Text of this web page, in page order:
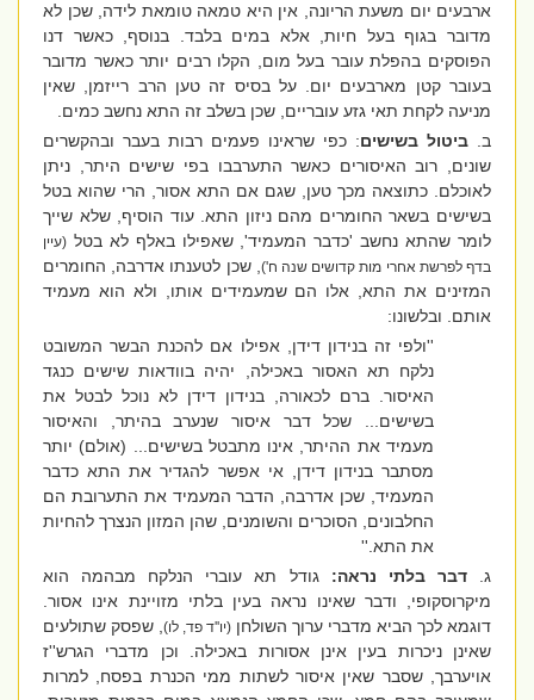
ארבעים יום משעת הריונה, אין היא טמאה טומאת לידה, שכן לא
מדובר בגוף בעל חיות, אלא במים בלבד. בנוסף, כאשר דנו
הפוסקים בהפלת עובר בעל מום, הקלו רבים יותר כאשר מדובר
בעובר קטן מארבעים יום. על בסיס זה טען הרב רייזמן, שאין
מניעה לקחת תאי גזע עובריים, שכן בשלב זה התא נחשב כמים.
ב.ביטול בשישים: כפי שראינו פעמים רבות בעבר ובהקשרים
שונים, רוב האיסורים כאשר התערבבו בפי שישים היתר, ניתן
לאוכלם. כתוצאה מכך טען, שגם אם התא אסור, הרי שהוא בטל
בשישים בשאר החומרים מהם ניזון התא. עוד הוסיף, שלא שייך
לומר שהתא נחשב 'כדבר המעמיד', שאפילו באלף לא בטל(עיין
בדף לפרשת אחרי מות קדושים שנה ח') , שכן לטענתו אדרבה, החומרים
המזינים את התא, אלו הם שמעמידים אותו, ולא הוא מעמיד
אותם. ובלשונו:
''ולפי זה בנידון דידן, אפילו אם להכנת הבשר המשובט
נלקח תא האסור באכילה, יהיה בוודאות שישים כנגד
האיסור. ברם לכאורה, בנידון דידן לא נוכל לבטל את
בשישים... שכל דבר איסור שנערב בהיתר, והאיסור
מעמיד את ההיתר, אינו מתבטל בשישים... (אולם) יותר
מסתבר בנידון דידן, אי אפשר להגדיר את התא כדבר
המעמיד, שכן אדרבה, הדבר המעמיד את התערובת הם
החלבונים, הסוכרים והשומנים, שהן המזון הנצרך להחיות
את התא.''
ג.דבר בלתי נראה:גודל תא עוברי הנלקח מבהמה הוא
מיקרוסקופי, ודבר שאינו נראה בעין בלתי מזויינת אינו אסור.
דוגמא לכך הביא מדברי ערוך השולחן(יו''ד פד, לו) , שפסק שתולעים
שאינן ניכרות בעין אינן אסורות באכילה. וכן מדברי הגרש''ז
אויערבך, שסבר שאין איסור לשתות ממי הכנרת בפסח, למרות